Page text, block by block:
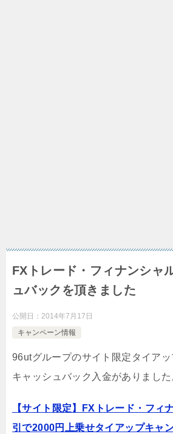
FXトレード・フィナンシャ
ュバックを頂きました
公開日： 2014年7月17日
キャンペーン情報
96utグループのサイト限定タイア
キャッシュバック入金がありました
【サイト限定】FXトレード・フィ
引で2000円上乗せタイアップキャ